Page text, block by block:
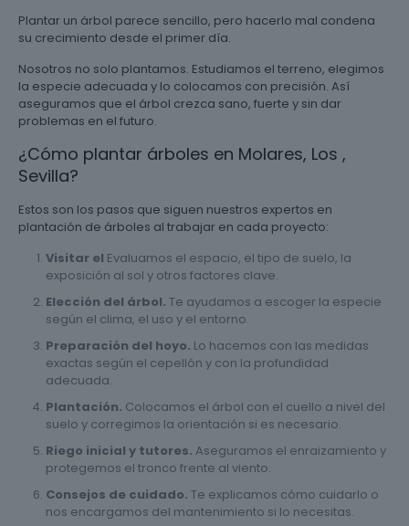
Plantar un árbol parece sencillo, pero hacerlo mal condena
su crecimiento desde el primer día.
Nosotros no solo plantamos. Estudiamos el terreno, elegimos
la especie adecuada y lo colocamos con precisión. Así
aseguramos que el árbol crezca sano, fuerte y sin dar
problemas en el futuro.
¿Cómo plantar árboles en Molares, Los ,
Sevilla?
Estos son los pasos que siguen nuestros expertos en
plantación de árboles al trabajar en cada proyecto:
Visitar el Evaluamos el espacio, el tipo de suelo, la
exposición al sol y otros factores clave.
Elección del árbol. Te ayudamos a escoger la especie
según el clima, el uso y el entorno.
Preparación del hoyo. Lo hacemos con las medidas
exactas según el cepellón y con la profundidad
adecuada.
Plantación. Colocamos el árbol con el cuello a nivel del
suelo y corregimos la orientación si es necesario.
Riego inicial y tutores. Aseguramos el enraizamiento y
protegemos el tronco frente al viento.
Consejos de cuidado. Te explicamos cómo cuidarlo o
nos encargamos del mantenimiento si lo necesitas.